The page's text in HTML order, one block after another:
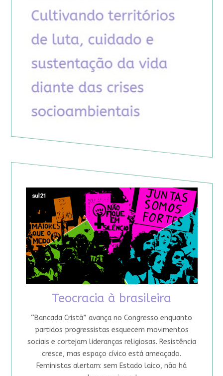
Teocracia à brasileira
“Bancada Cristã” avança no Congresso enquanto
partidos progressistas esquecem movimentos
sociais e cortejam lideranças religiosas. Resistência
cresce, mas espaço cívico está ameaçado.
Feministas alertam: sem Estado laico, não há